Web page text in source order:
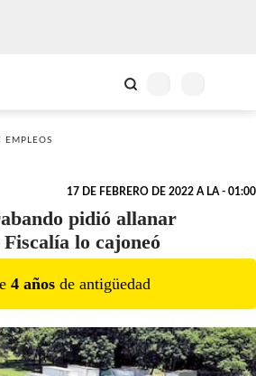
EMPLEOS
17 DE FEBRERO DE 2022 A LA - 01:00
pidió allanar
lo cajoneó
4 años de antigüedad